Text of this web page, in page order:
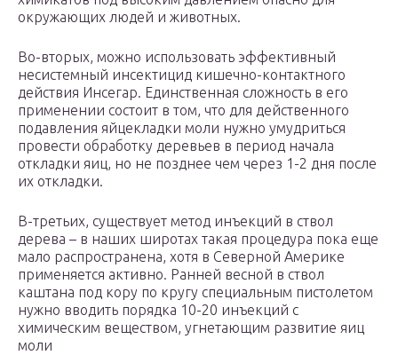
окружающих людей и животных.
Во-вторых, можно использовать эффективный
несистемный инсектицид кишечно-контактного
действия Инсегар. Единственная сложность в его
применении состоит в том, что для действенного
подавления яйцекладки моли нужно умудриться
провести обработку деревьев в период начала
откладки яиц, но не позднее чем через 1-2 дня после
их откладки.
В-третьих, существует метод инъекций в ствол
дерева – в наших широтах такая процедура пока еще
мало распространена, хотя в Северной Америке
применяется активно. Ранней весной в ствол
каштана под кору по кругу специальным пистолетом
нужно вводить порядка 10-20 инъекций с
химическим веществом, угнетающим развитие яиц
моли